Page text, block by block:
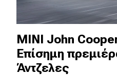
MINI John
Επίσημη
Άντζελες